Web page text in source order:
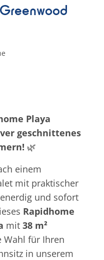
Playa
geschnittenes
🌿
einem
mit praktischer
und sofort
Rapidhome
mit 38 m²
Wahl für Ihren
in unserem